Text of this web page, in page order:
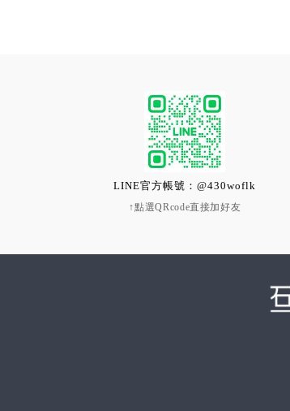
LINE官方帳號：@430woflk
↑點選QRcode直接加好友